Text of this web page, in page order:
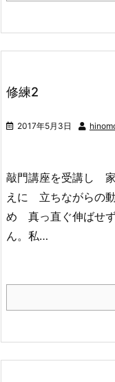
修練2
2017年5月3日
敲門講座を受講し
えに 立ちながらの
め 真っ直ぐ伸ばせ
ん。私…